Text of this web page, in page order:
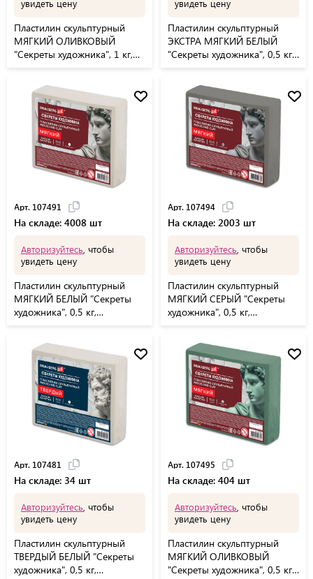
увидеть цену
Пластилин скульптурный
МЯГКИЙ ОЛИВКОВЫЙ
"Секреты художника", 1 кг,
увидеть цену
Пластилин скульптурный
ЭКСТРА МЯГКИЙ БЕЛЫЙ
"Секреты художника", 0,5 кг,
Арт. 107491
На складе: 4008 шт
Авторизуйтесь , чтобы
увидеть цену
Пластилин скульптурный
МЯГКИЙ БЕЛЫЙ "Секреты
художника", 0,5 кг,
Арт. 107494
На складе: 2003 шт
Авторизуйтесь , чтобы
увидеть цену
Пластилин скульптурный
МЯГКИЙ СЕРЫЙ "Секреты
художника", 0,5 кг,
Арт. 107481
На складе: 34 шт
Авторизуйтесь , чтобы
увидеть цену
Пластилин скульптурный
ТВЕРДЫЙ БЕЛЫЙ "Секреты
художника", 0,5 кг,
Арт. 107495
На складе: 404 шт
Авторизуйтесь , чтобы
увидеть цену
Пластилин скульптурный
МЯГКИЙ ОЛИВКОВЫЙ
"Секреты художника", 0,5 кг,